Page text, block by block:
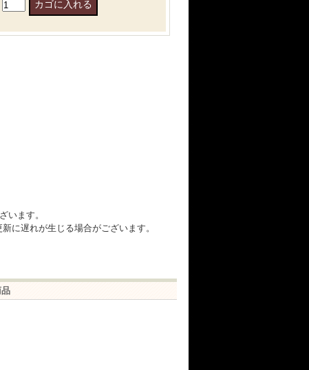
います。
に遅れが生じる場合がございます。